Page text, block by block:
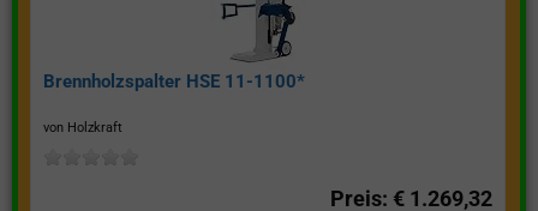
Brennholzspalter HSE 11-1100*
von Holzkraft
Preis: € 1.269,32